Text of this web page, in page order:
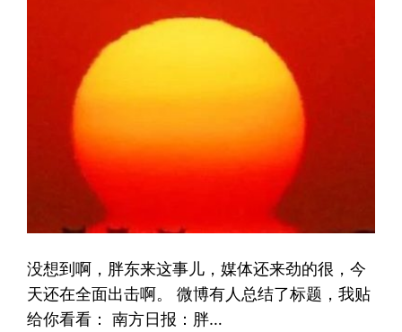
没想到啊，胖东来这事儿，媒体还来劲的很，今
天还在全面出击啊。 微博有人总结了标题，我贴
给你看看： 南方日报：胖…